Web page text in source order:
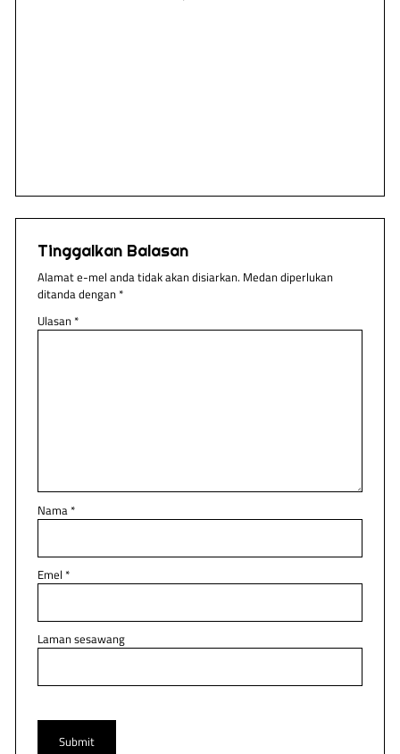
Tinggalkan Balasan
Alamat e-mel anda tidak akan disiarkan. Medan diperlukan
ditanda dengan *
Ulasan *
Nama *
Emel *
Laman sesawang